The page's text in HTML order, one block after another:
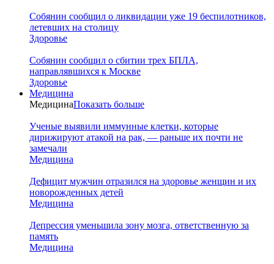
Собянин сообщил о ликвидации уже 19 беспилотников,
летевших на столицу
Здоровье
Собянин сообщил о сбитии трех БПЛА,
направлявшихся к Москве
Здоровье
Медицина
МедицинаПоказать больше
Ученые выявили иммунные клетки, которые
дирижируют атакой на рак, — раньше их почти не
замечали
Медицина
Дефицит мужчин отразился на здоровье женщин и их
новорожденных детей
Медицина
Депрессия уменьшила зону мозга, ответственную за
память
Медицина